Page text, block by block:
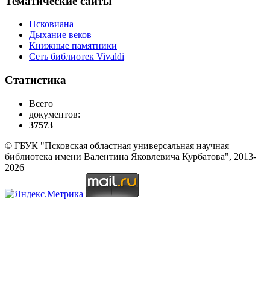
Псковиана
Дыхание веков
Книжные памятники
Сеть библиотек Vivaldi
Статистика
Всего
документов:
37573
© ГБУК "Псковская областная универсальная научная
библиотека имени Валентина Яковлевича Курбатова", 2013-
2026